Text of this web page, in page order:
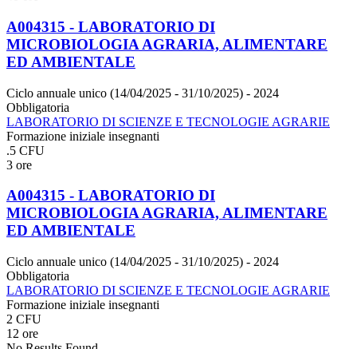
A004315 - LABORATORIO DI
MICROBIOLOGIA AGRARIA, ALIMENTARE
ED AMBIENTALE
Ciclo annuale unico (14/04/2025 - 31/10/2025) - 2024
Obbligatoria
LABORATORIO DI SCIENZE E TECNOLOGIE AGRARIE
Formazione iniziale insegnanti
.5 CFU
3 ore
A004315 - LABORATORIO DI
MICROBIOLOGIA AGRARIA, ALIMENTARE
ED AMBIENTALE
Ciclo annuale unico (14/04/2025 - 31/10/2025) - 2024
Obbligatoria
LABORATORIO DI SCIENZE E TECNOLOGIE AGRARIE
Formazione iniziale insegnanti
2 CFU
12 ore